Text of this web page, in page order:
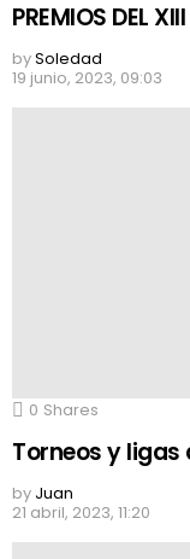
PREMIOS DEL
bySoledad
19 junio, 2023, 09:03
0 Shares
Torneos y
by Juan
21 abril, 2023, 11:20